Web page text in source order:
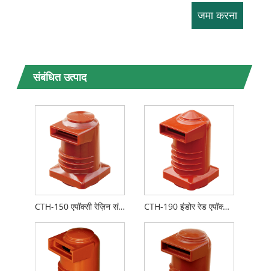
संबंधित उत्पाद
CTH-150 एपॉक्सी रेज़िन संपर्क बॉक्स CTH-190 इंडोर रेड एपॉक्सी रेज़िन